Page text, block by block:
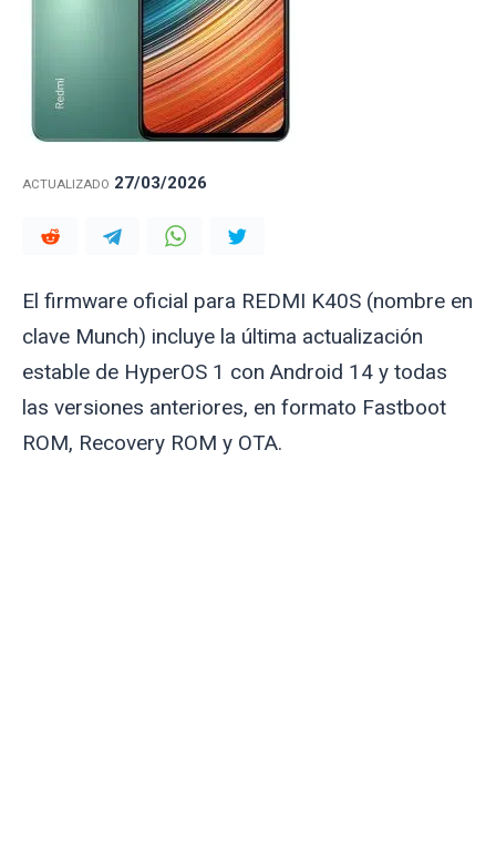
ACTUALIZADO 27/03/2026
El firmware oficial para REDMI K40S (nombre en
clave Munch) incluye la última actualización
estable de HyperOS 1 con Android 14 y todas
las versiones anteriores, en formato Fastboot
ROM, Recovery ROM y OTA.